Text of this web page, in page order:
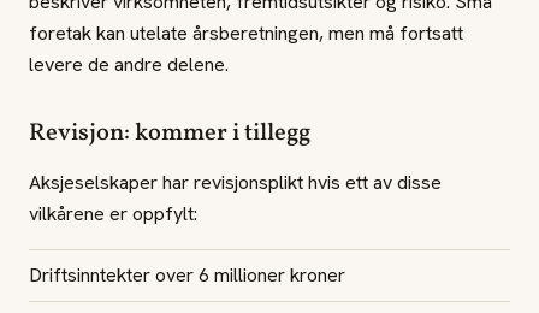
foretak kan utelate årsberetningen, men må fortsatt
levere de andre delene.
Revisjon: kommer i tillegg
Aksjeselskaper har revisjonsplikt hvis ett av disse
vilkårene er oppfylt:
Driftsinntekter over 6 millioner kroner